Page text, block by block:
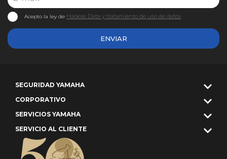
ENVIAR
Acepto la ley de Habeas Data y tratamiento de uso de datos
SEGURIDAD YAMAHA
CORPORATIVO
SERVICIOS YAMAHA
SERVICIO AL CLIENTE